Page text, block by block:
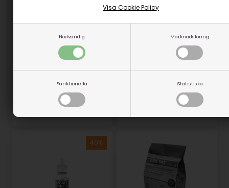
Nödvändig Marknadsföring
Funktionella Statistiska
Visa Cookie Policy
SEK
Artikelnummer: 28602 Artikelnummer: 28601